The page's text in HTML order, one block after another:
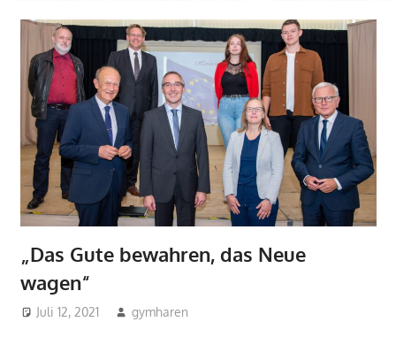
„Das Gute bewahren, das Neue
wagen“
Juli 12, 2021 gymharen